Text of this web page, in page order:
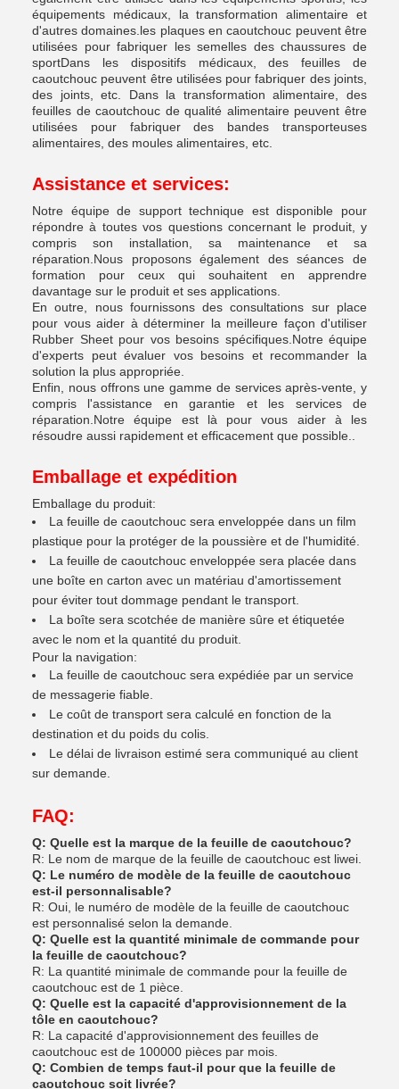
équipements médicaux, la transformation alimentaire et
d'autres domaines.les plaques en caoutchouc peuvent être
utilisées pour fabriquer les semelles des chaussures de
sportDans les dispositifs médicaux, des feuilles de
caoutchouc peuvent être utilisées pour fabriquer des joints,
des joints, etc. Dans la transformation alimentaire, des
feuilles de caoutchouc de qualité alimentaire peuvent être
utilisées pour fabriquer des bandes transporteuses
alimentaires, des moules alimentaires, etc.
Assistance et services:
Notre équipe de support technique est disponible pour
répondre à toutes vos questions concernant le produit, y
compris son installation, sa maintenance et sa
réparation.Nous proposons également des séances de
formation pour ceux qui souhaitent en apprendre
davantage sur le produit et ses applications.
En outre, nous fournissons des consultations sur place
pour vous aider à déterminer la meilleure façon d'utiliser
Rubber Sheet pour vos besoins spécifiques.Notre équipe
d'experts peut évaluer vos besoins et recommander la
solution la plus appropriée.
Enfin, nous offrons une gamme de services après-vente, y
compris l'assistance en garantie et les services de
réparation.Notre équipe est là pour vous aider à les
résoudre aussi rapidement et efficacement que possible..
Emballage et expédition
Emballage du produit:
La feuille de caoutchouc sera enveloppée dans un film
plastique pour la protéger de la poussière et de l'humidité.
La feuille de caoutchouc enveloppée sera placée dans
une boîte en carton avec un matériau d'amortissement
pour éviter tout dommage pendant le transport.
La boîte sera scotchée de manière sûre et étiquetée
avec le nom et la quantité du produit.
Pour la navigation:
La feuille de caoutchouc sera expédiée par un service
de messagerie fiable.
Le coût de transport sera calculé en fonction de la
destination et du poids du colis.
Le délai de livraison estimé sera communiqué au client
sur demande.
FAQ:
Q: Quelle est la marque de la feuille de caoutchouc?
R: Le nom de marque de la feuille de caoutchouc est liwei.
Q: Le numéro de modèle de la feuille de caoutchouc
est-il personnalisable?
R: Oui, le numéro de modèle de la feuille de caoutchouc
est personnalisé selon la demande.
Q: Quelle est la quantité minimale de commande pour
la feuille de caoutchouc?
R: La quantité minimale de commande pour la feuille de
caoutchouc est de 1 pièce.
Q: Quelle est la capacité d'approvisionnement de la
tôle en caoutchouc?
R: La capacité d'approvisionnement des feuilles de
caoutchouc est de 100000 pièces par mois.
Q: Combien de temps faut-il pour que la feuille de
caoutchouc soit livrée?